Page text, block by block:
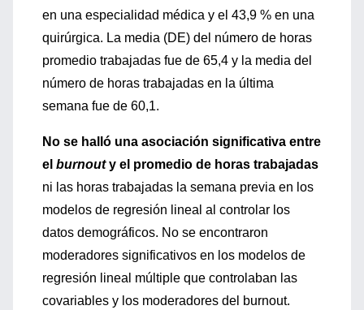
en una especialidad médica y el 43,9 % en una
quirúrgica. La media (DE) del número de horas
promedio trabajadas fue de 65,4 y la media del
número de horas trabajadas en la última
semana fue de 60,1.
No se halló una asociación significativa entre
el burnouty el promedio de horas trabajadas
ni las horas trabajadas la semana previa en los
modelos de regresión lineal al controlar los
datos demográficos. No se encontraron
moderadores significativos en los modelos de
regresión lineal múltiple que controlaban las
covariables y los moderadores del burnout.